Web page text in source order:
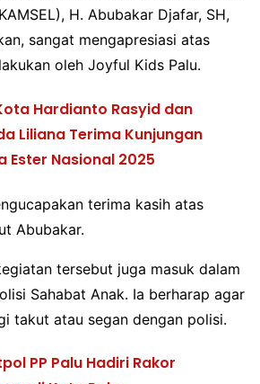
H. Abubakar Djafar, SH,
sangat mengapresiasi atas
oleh Joyful Kids Palu.
Hardianto Rasyid dan
Liliana Terima Kunjungan
Ester Nasional 2025
terima kasih atas
Abubakar.
tersebut juga masuk dalam
Sahabat Anak. Ia berharap agar
takut atau segan dengan polisi.
PP Palu Hadiri Rakor